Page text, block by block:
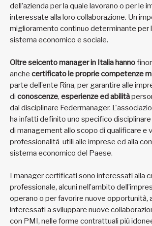
dell’azienda per la quale lavorano o per le
interessate alla loro collaborazione. Un
miglioramento continuo determinante per
sistema economico e sociale.
Oltre seicento manager in Italia hanno
anche certificato le proprie competenze
parte dell’ente Rina, per garantire alle
di conoscenze, esperienze ed abilità
dal disciplinare Federmanager.
ha infatti definito uno specifico disciplinare
di management allo scopo di qualificare e
professionalità utili alle imprese ed alla
sistema economico del Paese.
I manager certificati sono interessati alla
professionale, alcuni nell’ambito
operano o per favorire nuove opportunità,
interessati a sviluppare nuove
con PMI, nelle forme contrattuali più